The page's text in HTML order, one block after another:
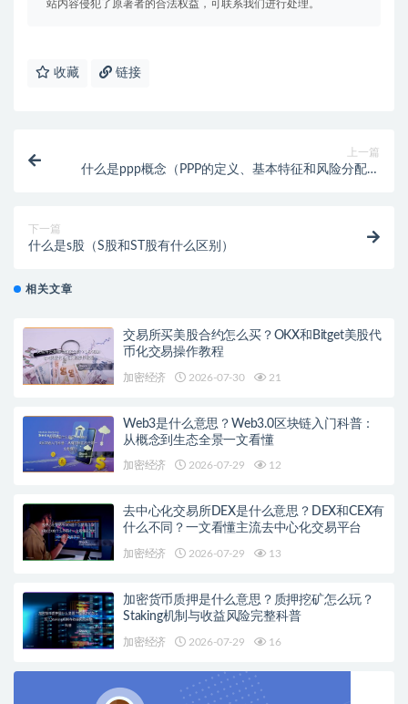
站内容侵犯了原著者的合法权益，可联系我们进行处理。
收藏 链接
上一篇
什么是ppp概念（PPP的定义、基本特征和风险分配原
下一篇
什么是s股（S股和ST股有什么区别）
相关文章
交易所买美股合约怎么买？OKX和Bitget美股代
币化交易操作教程
加密经济 2026-07-30 21
Web3是什么意思？Web3.0区块链入门科普：
从概念到生态全景一文看懂
加密经济 2026-07-29 12
去中心化交易所DEX是什么意思？DEX和CEX有
什么不同？一文看懂主流去中心化交易平台
加密经济 2026-07-29 13
加密货币质押是什么意思？质押挖矿怎么玩？
Staking机制与收益风险完整科普
加密经济 2026-07-29 16